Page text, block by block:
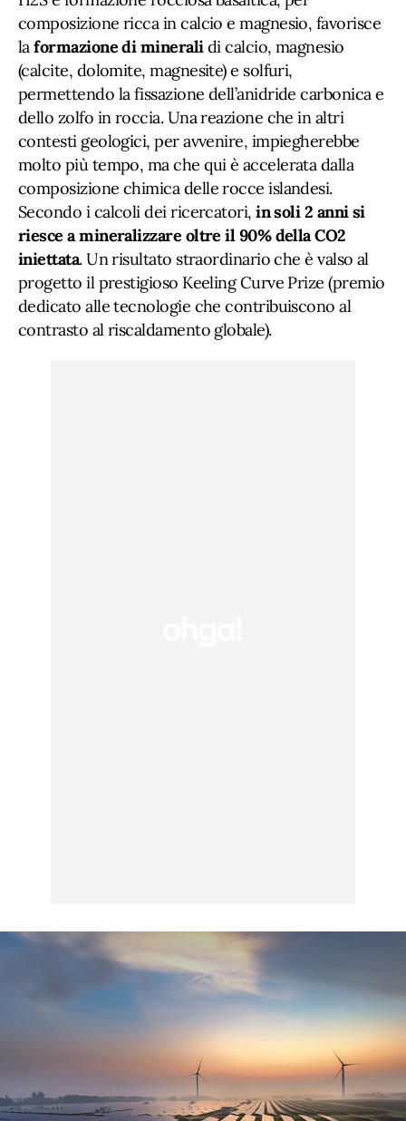
composizione ricca in calcio e magnesio, favorisce
laformazione di mineralidi calcio, magnesio
(calcite, dolomite, magnesite) e solfuri,
permettendo la fissazione dell’anidride carbonica e
dello zolfo in roccia. Una reazione che in altri
contesti geologici, per avvenire, impiegherebbe
molto più tempo, ma che qui è accelerata dalla
composizione chimica delle rocce islandesi.
Secondo i calcoli dei ricercatori,in soli 2 anni si
riesce a mineralizzare oltre il 90% della CO2
iniettata. Un risultato straordinario che è valso al
progetto il prestigioso Keeling Curve Prize (premio
dedicato alle tecnologie che contribuiscono al
contrasto al riscaldamento globale).